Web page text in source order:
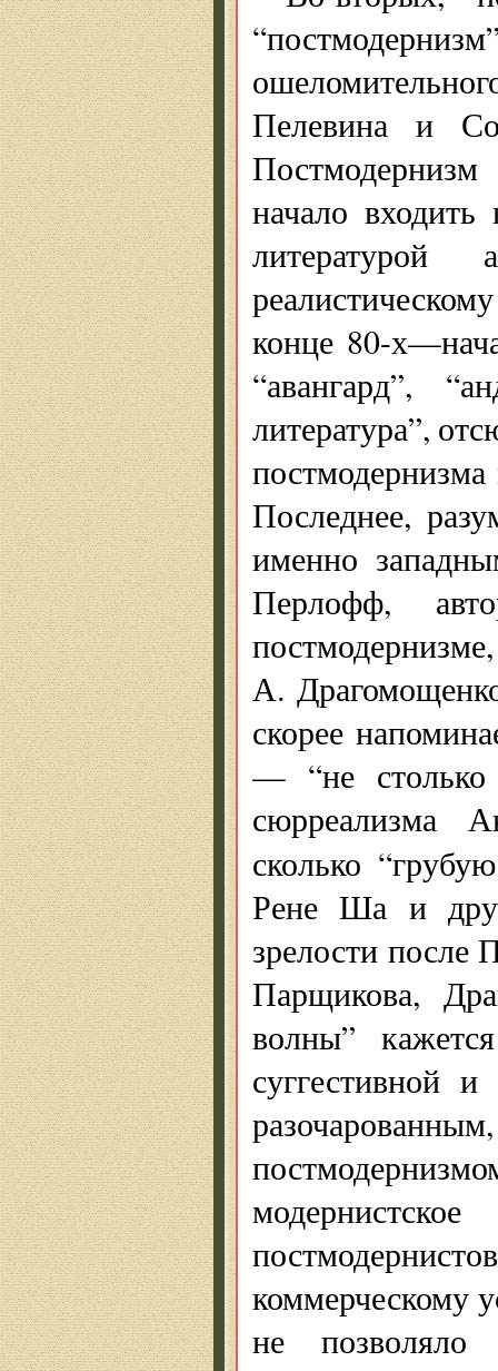
Пелевина и
начало входить
литературой
конце 80-
“авангард”,
литература”,
Последнее,
именно
Перлофф,
А.
скорее
— “не столько
сюрреализма
сколько
Рене Ша и
зрелости после
Парщикова,
волны”
суггестивной
коммерческому
не позволяло